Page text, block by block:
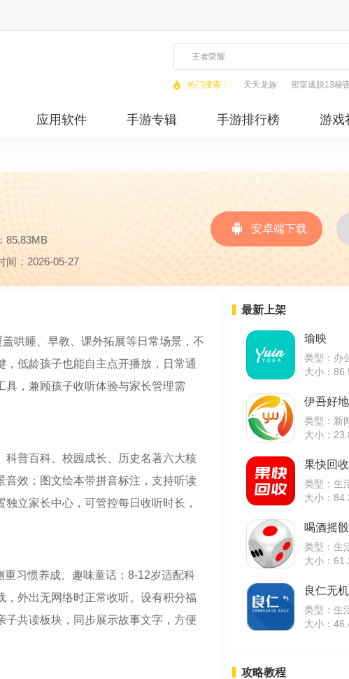
热门搜索： 天天龙族 密室逃脱13秘
应用软件 手游专辑 手游排行榜 游戏
85.83MB
间：2026-05-27
安卓端下载
哄睡、早教、课外拓展等日常场景，不
低龄孩子也能自主点开播放，日常通
，兼顾孩子收听体验与家长管理需
普百科、校园成长、历史名著六大核
效；图文绘本带拼音标注，支持听读
立家长中心，可管控每日收听时长，
习惯养成、趣味童话；8-12岁适配科
外出无网络时正常收听。设有积分福
共读板块，同步展示故事文字，方便
最新上架
瑜映
类型：办
大小：
伊吾好
类型：新
大小：
果快回收
类型：生
大小：
喝酒摇
类型：生
大小：
良仁无
类型：生
大小：
攻略教程